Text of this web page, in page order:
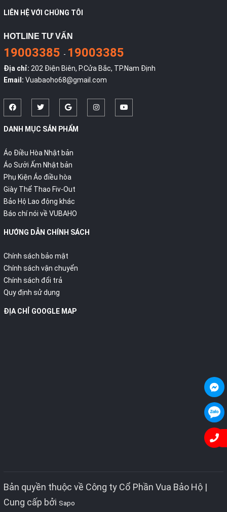
LIÊN HỆ VỚI CHÚNG TÔI
HOTLINE TƯ VẤN
19003385 - 19003385
Địa chỉ: 202 Điện Biên, P.Cửa Bắc, TP.Nam Định
Email: Vuabaoho68@gmail.com
DANH MỤC SẢN PHẨM
Áo Điều Hòa Nhật bản
Áo Sưởi Ấm Nhật bản
Phụ Kiện Áo điều hòa
Giày Thể Thao Fiv-Out
Bảo Hộ Lao động khác
Báo chí nói về VUBAHO
HƯỚNG DẪN CHÍNH SÁCH
Chính sách bảo mật
Chính sách vận chuyển
Chính sách đổi trả
Quy định sử dụng
ĐỊA CHỈ GOOGLE MAP
Bản quyền thuộc về Công ty Cổ Phần Vua Bảo Hộ |
Cung cấp bởi Sapo